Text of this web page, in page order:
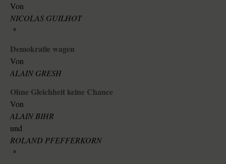
Von
NICOLAS GUILHOT
*
Demokratie wagen
Von
ALAIN GRESH
Ohne Gleichheit keine Chance
Von
ALAIN BIHR
und
ROLAND PFEFFERKORN
*